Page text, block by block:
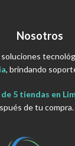
Nosotros
, brindando
de 5 tiendas en
de tu compra.